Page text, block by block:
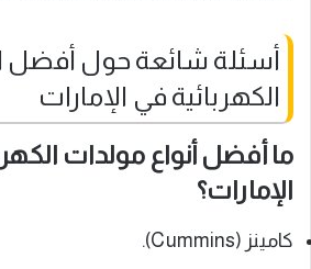
أسئلة شائعة حول أفضل
الكهربائية في الإمارات
ما أفضل أنواع مولدات
الإمارات؟
كامينز (Cummins).